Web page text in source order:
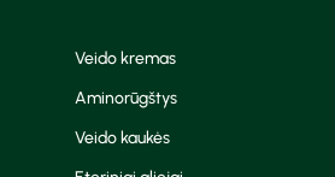
Veido kremas
Aminorūgštys
Veido kaukės